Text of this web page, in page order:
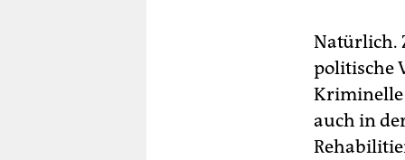
Natürlich.
politische
Kriminelle
auch in